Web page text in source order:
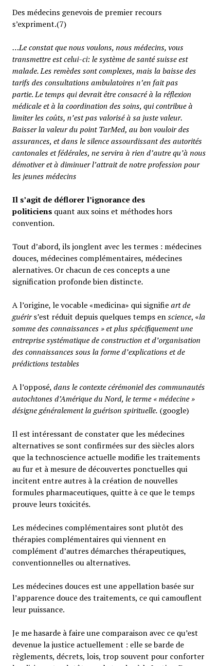
Des médecins genevois de premier recours
s’expriment.(7)
…Le constat que nous voulons, nous médecins, vous
transmettre est celui-ci: le système de santé suisse est
malade. Les remèdes sont complexes, mais la baisse des
tarifs des consultations ambulatoires n’en fait pas
partie.Le temps qui devrait être consacré à la réflexion
médicale et à la coordination des soins, qui contribue à
limiter les coûts, n’est pas valorisé à sa juste valeur.
Baisser la valeur du point TarMed, au bon vouloir des
assurances, et dans le silence assourdissant des autorités
cantonales et fédérales, ne servira à rien d’autre qu’à nous
démotiver et à diminuer l’attrait de notre profession pour
les jeunes médecins
Il s’agit de déflorer l’ignorance des
politiciensquant aux soins et méthodes hors
convention.
Tout d’abord, ils jonglent avec les termes : médecines
douces, médecines complémentaires, médecines
alernatives. Or chacun de ces concepts a une
signification profonde bien distincte.
A l’origine, le vocable «medicina» qui signifieart de
guérirs’est réduit depuis quelques temps enscience, «la
somme des connaissances » et plus spécifiquement une
entreprise systématique de construction et d’organisation
des connaissances sous la forme d’explications et de
prédictions testables
A l’opposé, dans le contexte cérémoniel des communautés
autochtones d’Amérique du Nord, le terme « médecine »
désigne généralementla guérison spirituelle. (google)
Il est intéressant de constater que les médecines
alternatives se sont confirmées sur des siècles alors
que la technoscience actuelle modifie les traitements
au fur et à mesure de découvertes ponctuelles qui
incitent entre autres à la création de nouvelles
formules pharmaceutiques, quitte à ce que le temps
prouve leurs toxicités.
Les médecines complémentaires sont plutôt des
thérapies complémentaires qui viennent en
complément d’autres démarches thérapeutiques,
conventionnelles ou alternatives.
Les médecines douces est une appellation basée sur
l’apparence douce des traitements, ce qui camouflent
leur puissance.
Je me hasarde à faire une comparaison avec ce qu’est
devenue la justice actuellement : elle se barde de
règlements, décrets, lois, trop souvent pour conforter